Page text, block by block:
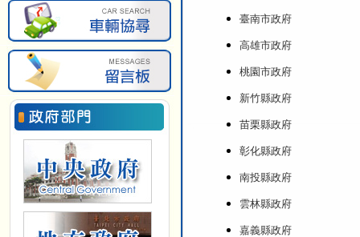
臺南市政府
高雄市政府
桃園市政府
新竹縣政府
苗栗縣政府
彰化縣政府
南投縣政府
雲林縣政府
嘉義縣政府